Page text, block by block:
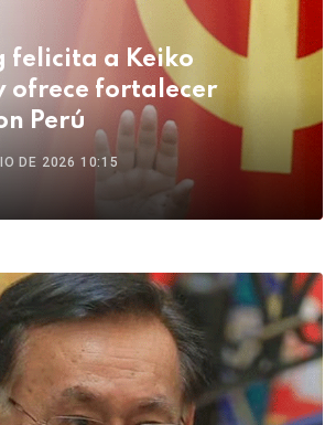
felicita a Keiko
ofrece fortalecer
Perú
DE 2026 10:15